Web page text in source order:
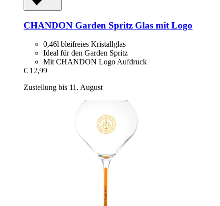
CHANDON Garden Spritz Glas mit Logo
0,46l bleifreies Kristallglas
Ideal für den Garden Spritz
Mit CHANDON Logo Aufdruck
€ 12,99
Zustellung bis 11. August